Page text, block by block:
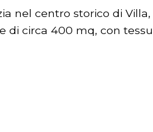
nel centro storico di
circa 400 mq, con